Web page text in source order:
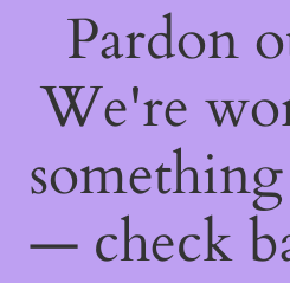
Pardon
We're
— check